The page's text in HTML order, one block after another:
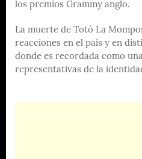
los premios Grammy anglo.
La muerte de Totó La
reacciones en el país y en
donde es recordada como
representativas de la